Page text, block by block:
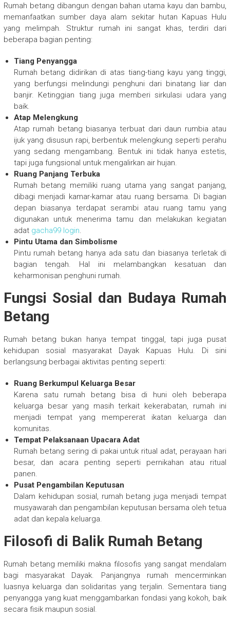
Rumah betang dibangun dengan bahan utama kayu dan bambu,
memanfaatkan sumber daya alam sekitar hutan Kapuas Hulu
yang melimpah. Struktur rumah ini sangat khas, terdiri dari
beberapa bagian penting:
Tiang Penyangga
Rumah betang didirikan di atas tiang-tiang kayu yang tinggi,
yang berfungsi melindungi penghuni dari binatang liar dan
banjir. Ketinggian tiang juga memberi sirkulasi udara yang
baik.
Atap Melengkung
Atap rumah betang biasanya terbuat dari daun rumbia atau
ijuk yang disusun rapi, berbentuk melengkung seperti perahu
yang sedang mengambang. Bentuk ini tidak hanya estetis,
tapi juga fungsional untuk mengalirkan air hujan.
Ruang Panjang Terbuka
Rumah betang memiliki ruang utama yang sangat panjang,
dibagi menjadi kamar-kamar atau ruang bersama. Di bagian
depan biasanya terdapat serambi atau ruang tamu yang
digunakan untuk menerima tamu dan melakukan kegiatan
adat gacha99 login.
Pintu Utama dan Simbolisme
Pintu rumah betang hanya ada satu dan biasanya terletak di
bagian tengah. Hal ini melambangkan kesatuan dan
keharmonisan penghuni rumah.
Fungsi Sosial dan Budaya Rumah
Betang
Rumah betang bukan hanya tempat tinggal, tapi juga pusat
kehidupan sosial masyarakat Dayak Kapuas Hulu. Di sini
berlangsung berbagai aktivitas penting seperti:
Ruang Berkumpul Keluarga Besar
Karena satu rumah betang bisa di huni oleh beberapa
keluarga besar yang masih terkait kekerabatan, rumah ini
menjadi tempat yang mempererat ikatan keluarga dan
komunitas.
Tempat Pelaksanaan Upacara Adat
Rumah betang sering di pakai untuk ritual adat, perayaan hari
besar, dan acara penting seperti pernikahan atau ritual
panen.
Pusat Pengambilan Keputusan
Dalam kehidupan sosial, rumah betang juga menjadi tempat
musyawarah dan pengambilan keputusan bersama oleh tetua
adat dan kepala keluarga.
Filosofi di Balik Rumah Betang
Rumah betang memiliki makna filosofis yang sangat mendalam
bagi masyarakat Dayak. Panjangnya rumah mencerminkan
luasnya keluarga dan solidaritas yang terjalin. Sementara tiang
penyangga yang kuat menggambarkan fondasi yang kokoh, baik
secara fisik maupun sosial.